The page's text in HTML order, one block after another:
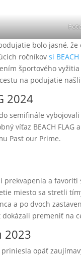
bolo jasné,
ročníkovsi
športového
na podujatie
2024
semifinále
víťaz BEACH
Past our Prime.
a
miesto sa stretli
a po dvoch
premeniť na
2023
opäť